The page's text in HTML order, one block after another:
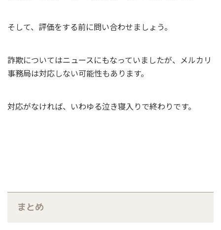
そして、評価をする前に問い合わせましょう。
詐欺についてはニュースにもなっていましたが、メルカリ
事務局は対応しない可能性もあります。
対応がなければ、いわゆる泣き寝入りで終わりです。
まとめ